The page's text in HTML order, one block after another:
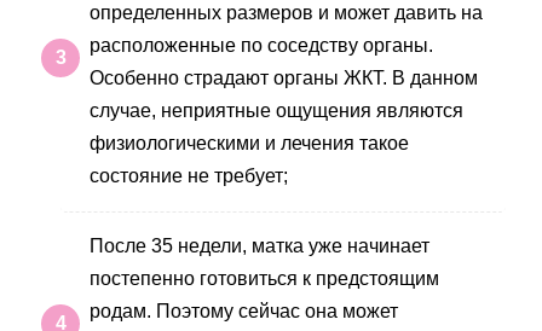
определенных размеров и может давить на
расположенные по соседству органы.
Особенно страдают органы ЖКТ. В данном
случае, неприятные ощущения являются
физиологическими и лечения такое
состояние не требует;
После 35 недели, матка уже начинает
постепенно готовиться к предстоящим
родам. Поэтому сейчас она может